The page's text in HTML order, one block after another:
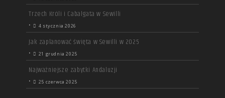
Trzech Króli i Cabalgata w Sewilli
• 4 stycznia 2026
Jak zaplanować święta w Sewilli w 2025
• 21 grudnia 2025
Najważniejsze zabytki Andaluzji
• 25 czerwca 2025